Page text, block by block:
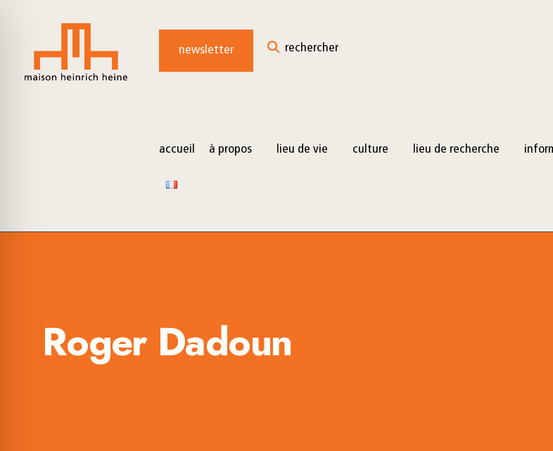
content
newsletter rechercher
accueil à propos lieu de vie culture lieu de recherche
Roger Dadoun